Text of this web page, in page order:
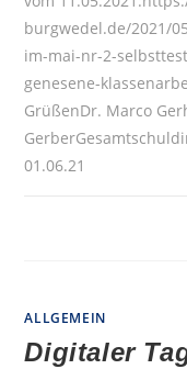
burgwedel.de/2021/
im-mai-nr-2-
genesene-
GrüßenDr. Marco
01.06.21
ALLGEMEIN
Digitaler